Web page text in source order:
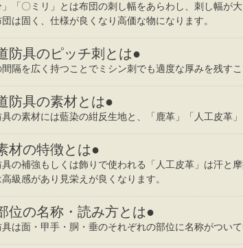
」「〇ミリ」とは布団の刺し幅をあらわし、刺し幅
団は固く、仕様が良くなり高価な物になります。
防具のピッチ刺とは●
隔を広く持つことでミシン刺でも適度な厚みを残す
防具の素材とは●
の素材には藍染の紺反生地と、「鹿革」「人工皮革
材の特徴とは●
の補強もしくは飾りで使われる「人工皮革」は汗と
級感があり見栄えが良くなります。
位の名称・読み方とは●
は面・甲手・胴・垂のそれぞれの部位に名称がつい